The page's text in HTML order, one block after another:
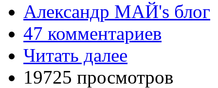
Александр МАЙ's блог
47 комментариев
Читать далее
19725 просмотров